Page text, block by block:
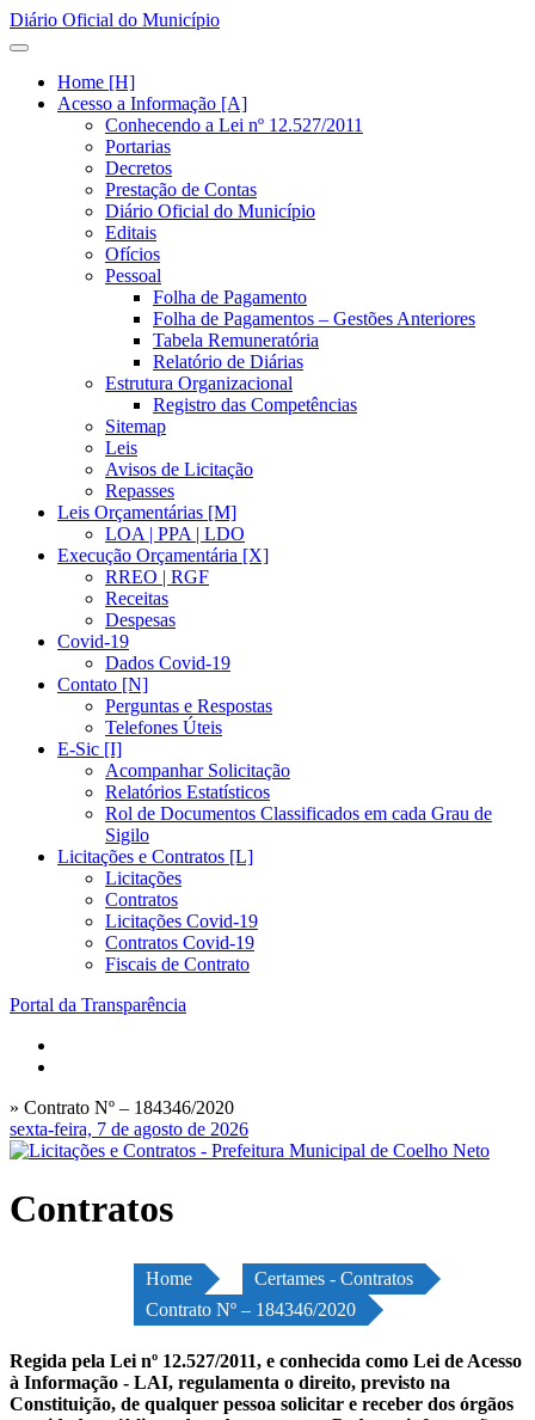
Diário Oficial do Município
Home [H]
Acesso a Informação [A]
Conhecendo a Lei nº 12.527/2011
Portarias
Decretos
Prestação de Contas
Diário Oficial do Município
Editais
Ofícios
Pessoal
Folha de Pagamento
Folha de Pagamentos – Gestões Anteriores
Tabela Remuneratória
Relatório de Diárias
Estrutura Organizacional
Registro das Competências
Sitemap
Leis
Avisos de Licitação
Repasses
Leis Orçamentárias [M]
LOA | PPA | LDO
Execução Orçamentária [X]
RREO | RGF
Receitas
Despesas
Covid-19
Dados Covid-19
Contato [N]
Perguntas e Respostas
Telefones Úteis
E-Sic [I]
Acompanhar Solicitação
Relatórios Estatísticos
Rol de Documentos Classificados em cada Grau de
Sigilo
Licitações e Contratos [L]
Licitações
Contratos
Licitações Covid-19
Contratos Covid-19
Fiscais de Contrato
Portal da Transparência
» Contrato Nº – 184346/2020
sexta-feira, 7 de agosto de 2026
Contratos
Home
Certames - Contratos
Contrato Nº – 184346/2020
Regida pela Lei nº 12.527/2011, e conhecida como Lei de Acesso
à Informação - LAI, regulamenta o direito, previsto na
Constituição, de qualquer pessoa solicitar e receber dos órgãos